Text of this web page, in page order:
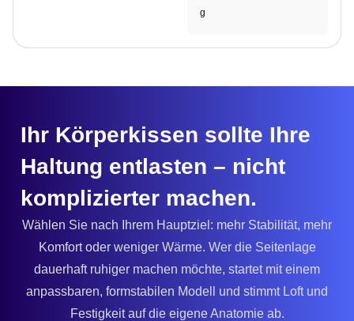
g
Ihr Körperkissen sollte Ihre
Haltung entlasten – nicht
komplizierter machen.
Wählen Sie nach Ihrem Hauptziel: mehr Stabilität, mehr
Komfort oder weniger Wärme. Wer die Seitenlage
dauerhaft ruhiger machen möchte, startet mit einem
anpassbaren, formstabilen Modell und stimmt Loft und
Festigkeit auf die eigene Anatomie ab.